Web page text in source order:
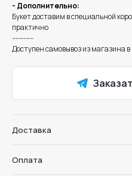
- Дополнительно:
Букет доставим в специальной
практично
------------
Доступен самовывоз из магазина
Доставка
Оплата